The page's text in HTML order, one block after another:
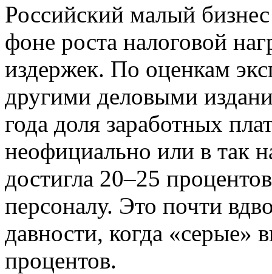
Российский малый
фоне роста налоговой
издержек. По оценкам
другими деловыми
года доля заработных
неофициально или в так
достигла 20–25
персоналу. Это почти
давности, когда «серые»
процентов.